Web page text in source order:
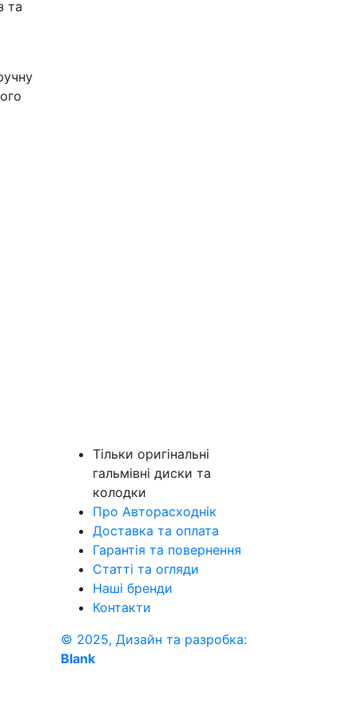
та
Тільки оригінальні
гальмівні диски та
колодки
Про Авторасходнік
Доставка та оплата
Гарантія та повернення
Статті та огляди
Наші бренди
Контакти
© 2025, Дизайн та разробка:
Blank